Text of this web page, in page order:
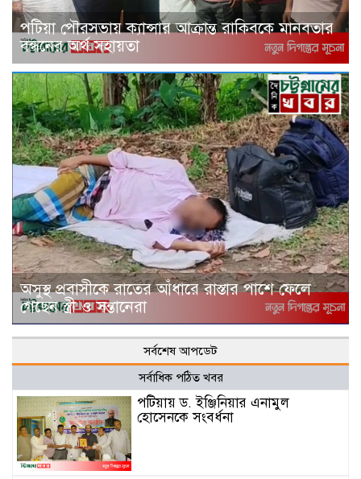
পটিয়া পৌরসভায় ক্যান্সার আক্রান্ত রাকিবকে মানবতার
বন্ধনের অর্থ সহায়তা
অসুস্থ প্রবাসীকে রাতের আঁধারে রাস্তার পাশে ফেলে
গেছেন স্ত্রী ও সন্তানেরা
সর্বশেষ আপডেট
সর্বাধিক পঠিত খবর
পটিয়ায় ড. ইঞ্জিনিয়ার এনামুল
হোসেনকে সংবর্ধনা